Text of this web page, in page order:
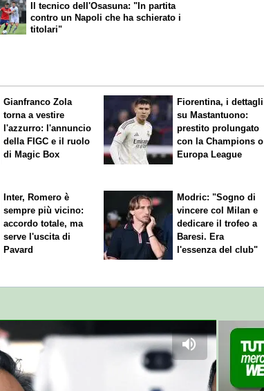
Il tecnico dell'Osasuna: "In partita
contro un Napoli che ha schierato i
titolari"
Gianfranco Zola
torna a vestire
l'azzurro: l'annuncio
della FIGC e il ruolo
di Magic Box
Fiorentina, i dettagli
su Mastantuono:
prestito prolungato
con la Champions o
Europa League
Inter, Romero è
sempre più vicino:
accordo totale, ma
serve l'uscita di
Pavard
Modric: "Sogno di
vincere col Milan e
dedicare il trofeo a
Baresi. Era
l'essenza del club"